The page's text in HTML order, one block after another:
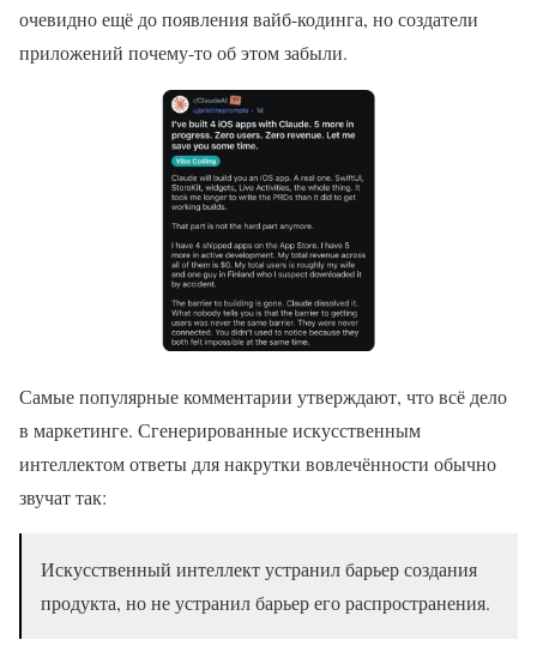
очевидно ещё до появления вайб-кодинга, но создатели
приложений почему-то об этом забыли.
Самые популярные комментарии утверждают, что всё дело
в маркетинге. Сгенерированные искусственным
интеллектом ответы для накрутки вовлечённости обычно
звучат так:
Искусственный интеллект устранил барьер создания
продукта, но не устранил барьер его распространения.